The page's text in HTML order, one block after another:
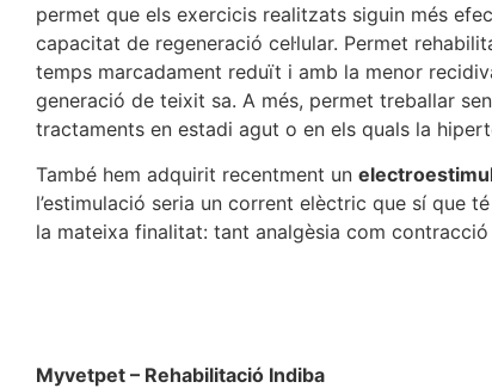
permet que els exercicis realitzats siguin més
capacitat de regeneració cel·lular. Permet
temps marcadament reduït i amb la menor
generació de teixit sa. A més, permet treballar
tractaments en estadi agut o en els quals la
També hem adquirit recentment un
l’estimulació seria un corrent elèctric que sí que
la mateixa finalitat: tant analgèsia com
Myvetpet – Rehabilitació Indiba